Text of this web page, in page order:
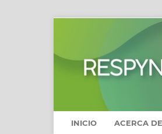
INICIO ACERCA DE